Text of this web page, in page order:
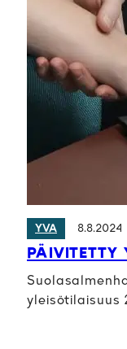
YVA 8.8.2024
yleisötilaisuus